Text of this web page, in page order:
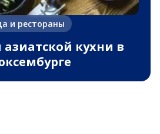
и рестораны
кухни в